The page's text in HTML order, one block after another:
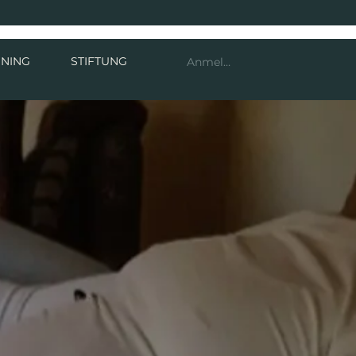
STIFTUNG Anmelden